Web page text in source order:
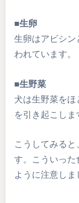
■生卵
生卵はアビシン
われています。
■生野菜
犬は生野菜を
を引き起こしま
こうしてみる
す。こういった
ように注意しま